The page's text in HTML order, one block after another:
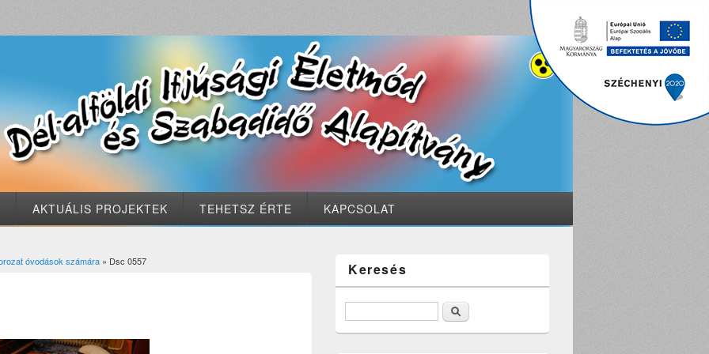
AKTUÁLIS PROJEKTEK TEHETSZ ÉRTE KAPCSOLAT
óvodások számára » Dsc 0557 Keresés
Keresés